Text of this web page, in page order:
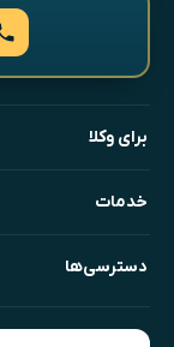
برای وکلا
خدمات
دسترسی‌ها